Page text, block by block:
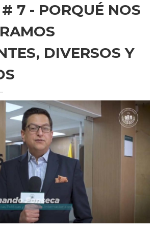
7 - PORQUÉ NOS
DIVERSOS Y